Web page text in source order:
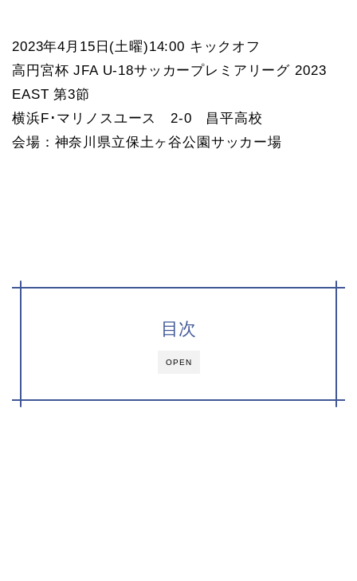
2023年4月15日(土曜)14:00 キックオフ
高円宮杯 JFA U-18サッカープレミアリーグ 2023
EAST 第3節
横浜F･マリノスユース 2-0 昌平高校
会場：神奈川県立保土ヶ谷公園サッカー場
OPEN
目次